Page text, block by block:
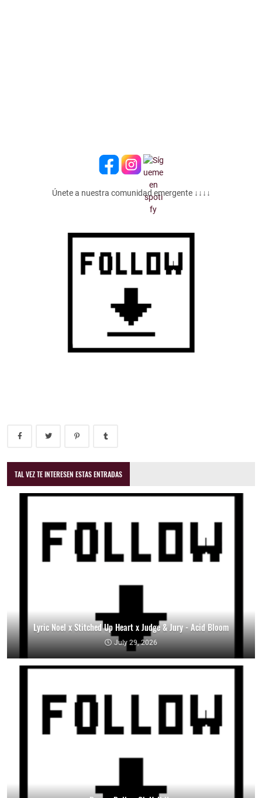
Únete a nuestra comunidad emergente ↓↓↓↓
TAL VEZ TE INTERESEN ESTAS ENTRADAS
Lyric Noel x Stitched Up Heart x Judge & Jury - Acid Bloom
July 29, 2026